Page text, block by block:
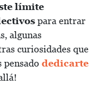
límite
para entrar
algunas
curiosidades que
dedicarte